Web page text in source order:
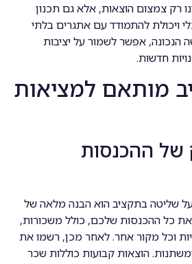
רק צמצום הוצאות, אלא גם תכנון
ויכולת להתמודד עם אתגרים בלתי
הנכונה, אפשר לשמור על יציבות
חדשות.
מותאם למציאות
של ההכנסות
שליטה בתקציב הוא הבנה מלאה של
כל ההכנסות שלכם, כולל משכורות,
וכל מקור אחר. לאחר מכן, רשמו את
הוצאות קבועות כוללות שכר